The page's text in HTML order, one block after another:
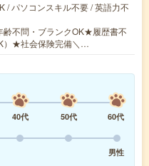
/ パソコンスキル不要 / 英語力不
不問・ブランクOK★履歴書不
）★社会保険完備＼…
40代 50代
60代
男性